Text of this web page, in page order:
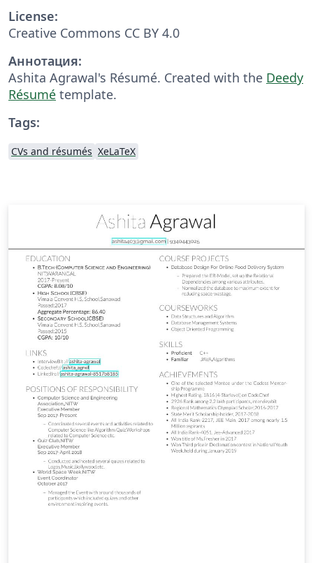
License:
Creative Commons CC BY 4.0
Аннотация:
Ashita Agrawal's Résumé. Created with the Deedy
Résumé template.
Tags:
CVs and résumés XeLaTeX